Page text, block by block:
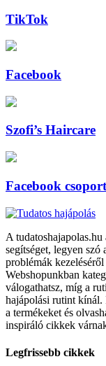
TikTok
Facebook
Szofi’s Haircare
Facebook csoport
A
segítséget, legyen szó
problémák
Webshopunkban
válogathatsz, míg a
hajápolási rutint kínál.
a termékeket és
inspiráló cikkek
Legfrissebb cikkek